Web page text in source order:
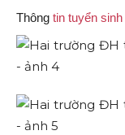
Thông tin tuyển sinh